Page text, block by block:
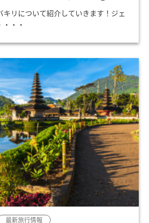
キリについて紹介していきます！ジェ
・・
最新旅行情報